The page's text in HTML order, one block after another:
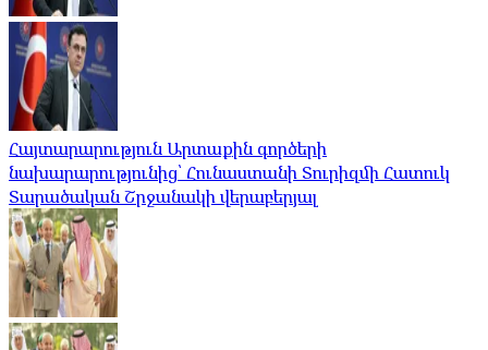
Հայտարարություն Արտաքին գործերի
նախարարությունից՝ Հունաստանի Տուրիզմի Հատուկ
Տարածական Շրջանակի վերաբերյալ